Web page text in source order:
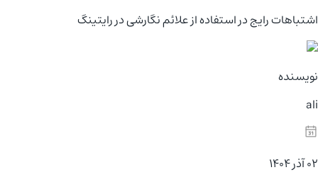
اشتباهات رایج در استفاده از علائم نگارشی در رایتینگ
نویسنده
ali
02 آذر 1404